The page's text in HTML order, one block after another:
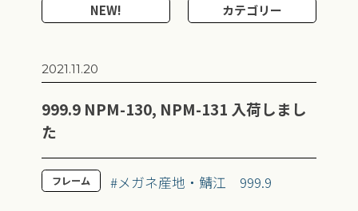
NEW! カテゴリー
2021.11.20
999.9 NPM-130, NPM-131 入荷しまし
た
フレーム #メガネ産地・鯖江 999.9